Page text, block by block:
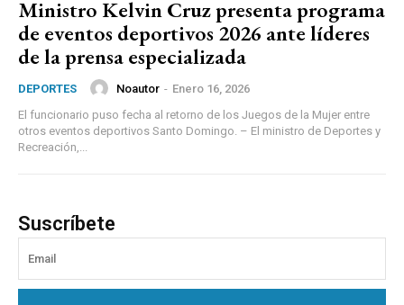
Ministro Kelvin Cruz presenta programa
de eventos deportivos 2026 ante líderes
de la prensa especializada
DEPORTES Noautor - Enero 16, 2026
El funcionario puso fecha al retorno de los Juegos de la Mujer entre
otros eventos deportivos Santo Domingo. – El ministro de Deportes y
Recreación,...
Suscríbete